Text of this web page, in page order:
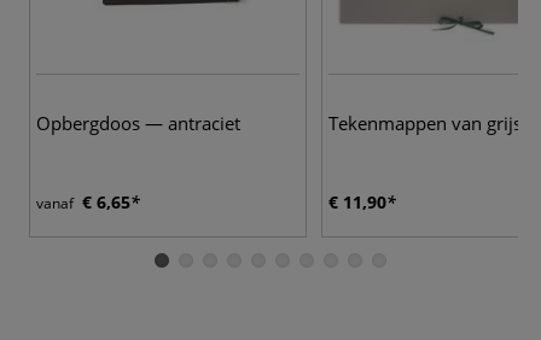
Opbergdoos — antraciet
vanaf € 6,65
Tekenmappen van grijs
€ 11,90